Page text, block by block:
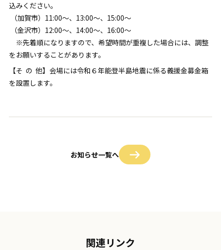
込みください。
（加賀市）11:00～、13:00～、15:00～
（金沢市）12:00～、14:00～、16:00～
※先着順になりますので、希望時間が重複した場合には、調整
をお願いすることがあります。
【そ の 他】会場には令和６年能登半島地震に係る義援金募金箱
を設置します。
お知らせ一覧へ
関連リンク